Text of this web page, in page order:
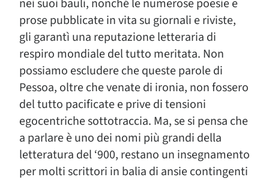
nei suoi bauli, nonché le numerose poesie e
prose pubblicate in vita su giornali e riviste,
gli garantì una reputazione letteraria di
respiro mondiale del tutto meritata. Non
possiamo escludere che queste parole di
Pessoa, oltre che venate di ironia, non fossero
del tutto pacificate e prive di tensioni
egocentriche sottotraccia. Ma, se si pensa che
a parlare è uno dei nomi più grandi della
letteratura del ‘900, restano un insegnamento
per molti scrittori in balia di ansie contingenti